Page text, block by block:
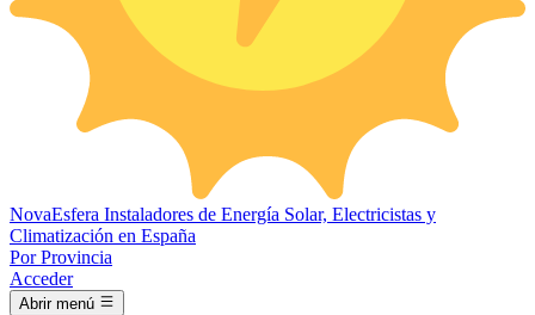
NovaEsfera Instaladores de Energía Solar, Electricistas y
Climatización en España
Por Provincia
Acceder
Abrir menú